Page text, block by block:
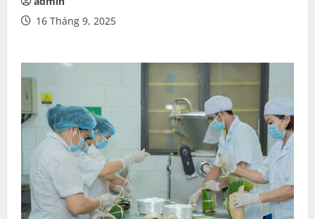
16 Tháng 9, 2025